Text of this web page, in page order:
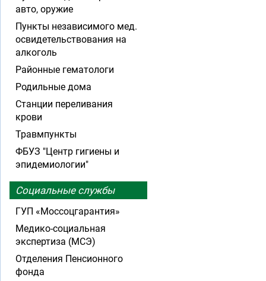
авто, оружие
Пункты независимого мед.
освидетельствования на
алкоголь
Районные гематологи
Родильные дома
Станции переливания
крови
Травмпункты
ФБУЗ "Центр гигиены и
эпидемиологии"
Социальные службы
ГУП «Моссоцгарантия»
Медико-социальная
экспертиза (МСЭ)
Отделения Пенсионного
фонда